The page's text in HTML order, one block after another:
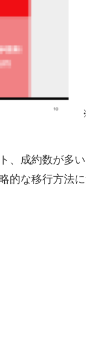
※
、成約数が多
な移行方法に